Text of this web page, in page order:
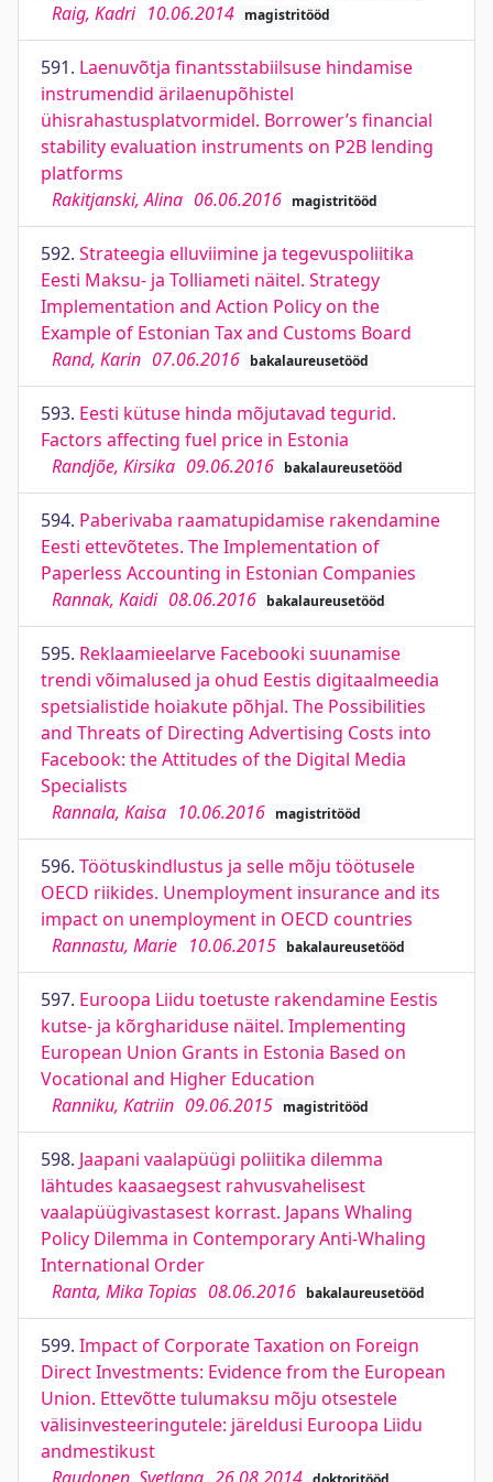
Raig, Kadri 10.06.2014 magistritööd
591. Laenuvõtja finantsstabiilsuse hindamise
instrumendid ärilaenupõhistel
ühisrahastusplatvormidel. Borrower’s financial
stability evaluation instruments on P2B lending
platforms
Rakitjanski, Alina 06.06.2016 magistritööd
592. Strateegia elluviimine ja tegevuspoliitika
Eesti Maksu- ja Tolliameti näitel. Strategy
Implementation and Action Policy on the
Example of Estonian Tax and Customs Board
Rand, Karin 07.06.2016 bakalaureusetööd
593. Eesti kütuse hinda mõjutavad tegurid.
Factors affecting fuel price in Estonia
Randjõe, Kirsika 09.06.2016 bakalaureusetööd
594. Paberivaba raamatupidamise rakendamine
Eesti ettevõtetes. The Implementation of
Paperless Accounting in Estonian Companies
Rannak, Kaidi 08.06.2016 bakalaureusetööd
595. Reklaamieelarve Facebooki suunamise
trendi võimalused ja ohud Eestis digitaalmeedia
spetsialistide hoiakute põhjal. The Possibilities
and Threats of Directing Advertising Costs into
Facebook: the Attitudes of the Digital Media
Specialists
Rannala, Kaisa 10.06.2016 magistritööd
596. Töötuskindlustus ja selle mõju töötusele
OECD riikides. Unemployment insurance and its
impact on unemployment in OECD countries
Rannastu, Marie 10.06.2015 bakalaureusetööd
597. Euroopa Liidu toetuste rakendamine Eestis
kutse- ja kõrghariduse näitel. Implementing
European Union Grants in Estonia Based on
Vocational and Higher Education
Ranniku, Katriin 09.06.2015 magistritööd
598. Jaapani vaalapüügi poliitika dilemma
lähtudes kaasaegsest rahvusvahelisest
vaalapüügivastasest korrast. Japans Whaling
Policy Dilemma in Contemporary Anti-Whaling
International Order
Ranta, Mika Topias 08.06.2016 bakalaureusetööd
599. Impact of Corporate Taxation on Foreign
Direct Investments: Evidence from the European
Union. Ettevõtte tulumaksu mõju otsestele
välisinvesteeringutele: järeldusi Euroopa Liidu
andmestikust